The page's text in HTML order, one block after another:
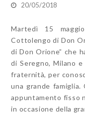
20/05/2018
Martedì 15
Cottolengo di Don
di Don Orione” che
di Seregno, Milano
fraternità, per
una grande
appuntamento fisso
in occasione della